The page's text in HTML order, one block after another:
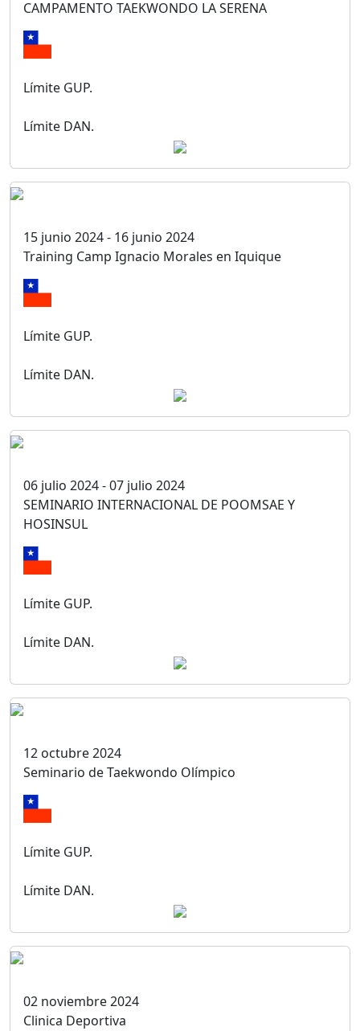
CAMPAMENTO TAEKWONDO LA SERENA
Límite GUP.
Límite DAN.
15 junio 2024 - 16 junio 2024
Training Camp Ignacio Morales en Iquique
Límite GUP.
Límite DAN.
06 julio 2024 - 07 julio 2024
SEMINARIO INTERNACIONAL DE POOMSAE Y
HOSINSUL
Límite GUP.
Límite DAN.
12 octubre 2024
Seminario de Taekwondo Olímpico
Límite GUP.
Límite DAN.
02 noviembre 2024
Clinica Deportiva